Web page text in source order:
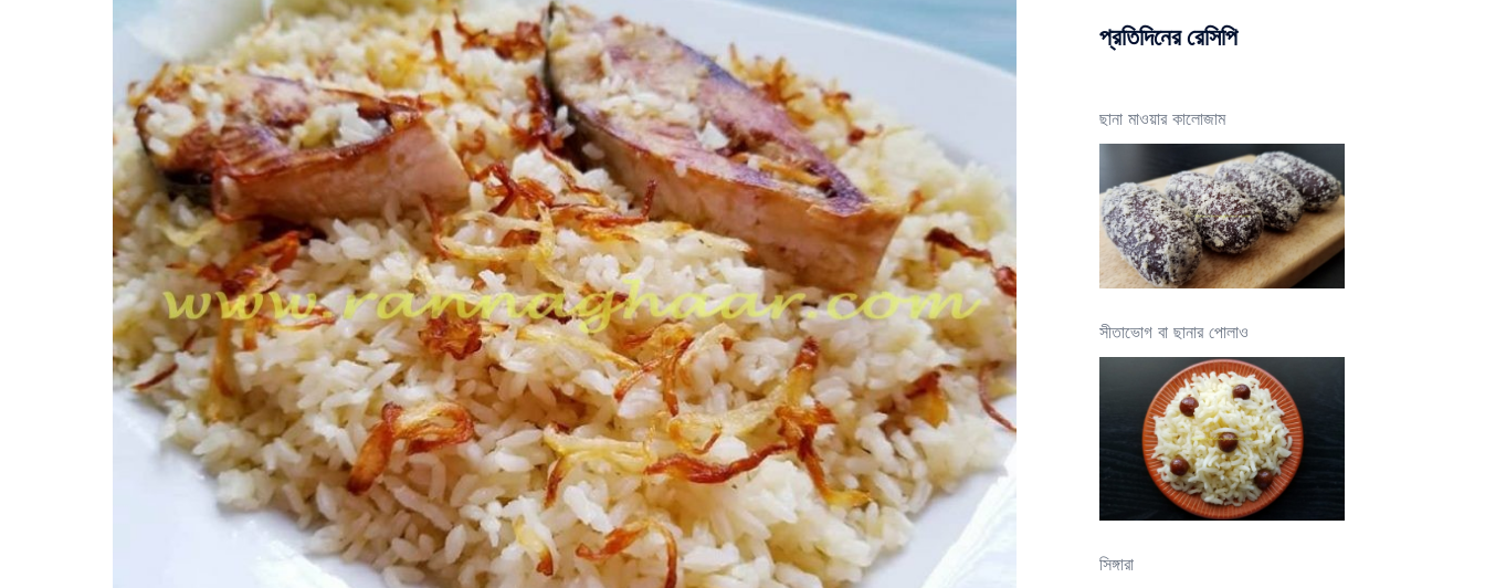
প্রতিদিনের রেসিপি
ছানা মাওয়ার কালোজাম
সীতাভোগ বা ছানার পোলাও
সিঙ্গারা